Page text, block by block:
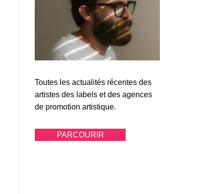
Toutes les actualités récentes des
artistes des labels et des agences
de promotion artistique.
PARCOURIR